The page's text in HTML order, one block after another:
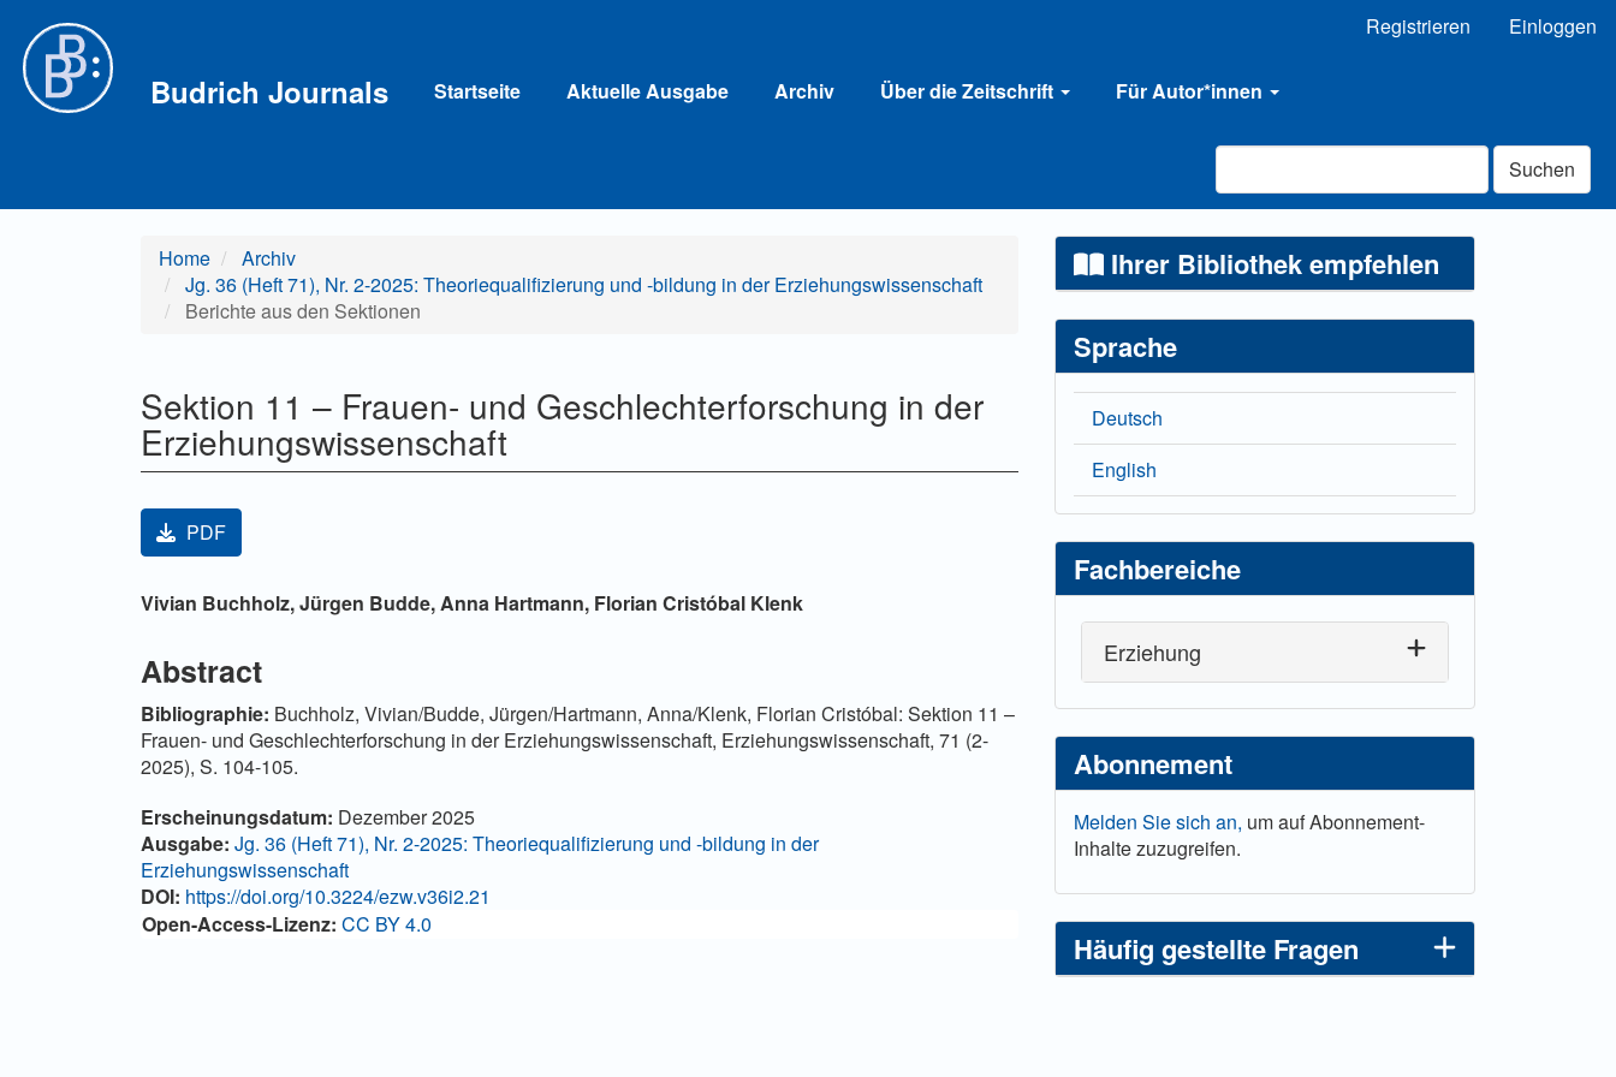
Hauptinhalt
Sidebar
Registrieren Einloggen
Budrich Journals Startseite Aktuelle Ausgabe Archiv Über die Zeitschrift Für Autor*innen
Suchen
Home
Archiv
Jg. 36 (Heft 71), Nr. 2-2025: Theoriequalifizierung und -bildung in der Erziehungswissenschaft
Berichte aus den Sektionen
Sektion 11 – Frauen- und Geschlechterforschung in der
Erziehungswissenschaft
Artikel-Sidebar
PDF
Hauptsächlicher Artikelinhalt
Vivian Buchholz,Jürgen Budde,Anna Hartmann, Florian Cristóbal Klenk
Abstract
Bibliographie: Buchholz, Vivian/Budde, Jürgen/Hartmann, Anna/Klenk, Florian Cristóbal: Sektion 11 –
Frauen- und Geschlechterforschung in der Erziehungswissenschaft, Erziehungswissenschaft, 71 (2-
2025), S. 104-105.
Artikel-Details
Erscheinungsdatum: Dezember 2025
Ausgabe: Jg. 36 (Heft 71), Nr. 2-2025: Theoriequalifizierung und -bildung in der
Erziehungswissenschaft
DOI: https://doi.org/10.3224/ezw.v36i2.21
Open-Access-Lizenz: CC BY 4.0
Ihrer Bibliothek empfehlen
Sprache
Deutsch
English
Fachbereiche
Erziehung
Abonnement
Melden Sie sich an, um auf Abonnement-
Inhalte zuzugreifen.
Häufig gestellte Fragen